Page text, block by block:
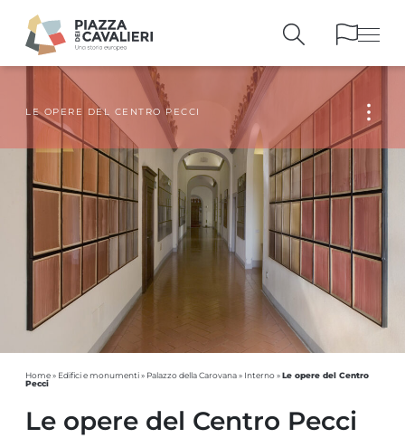
EDIFICIE MONUMENTI
LA PIAZZANEI SECOLI
PERSONAGGIE TESTIMONIANZE
PUBBLICAZIONI E STRUMENTI
PERCORSIE PRENOTAZIONI
LE OPERE DEL CENTRO PECCI
Home» Edifici e monumenti» Palazzo della Carovana» Interno»Le opere del Centro
Pecci
Le opere del Centro Pecci